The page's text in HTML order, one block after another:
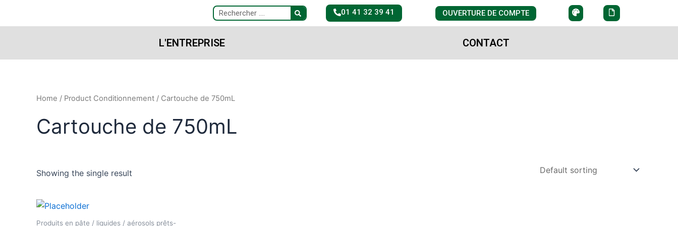
Search Search 01 41 32 39 41 OUVERTURE DE COMPTE
L'ENTREPRISE CONTACT
Home / Product Conditionnement / Cartouche de 750mL
Cartouche de 750mL
Showing the single result
Produits en pâte / liquides / aérosols prêts-